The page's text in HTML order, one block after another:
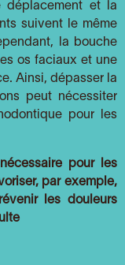
déplacement et la
suivent le même
la bouche
os faciaux et une
Ainsi, dépasser la
peut nécessiter
pour les
pour les
par exemple,
les douleurs